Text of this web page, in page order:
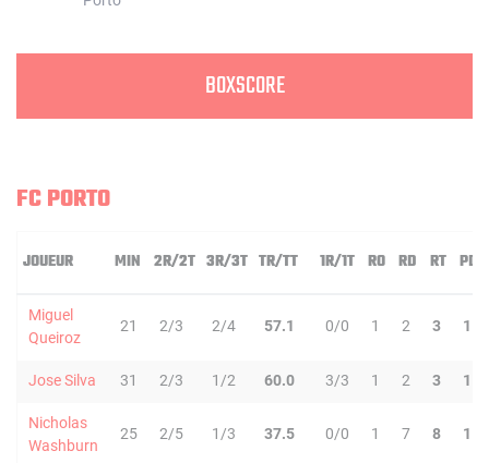
BOXSCORE
FC PORTO
JOUEUR MIN 2R/2T 3R/3T TR/TT 1R/1T RO RD RT PD
Miguel
Queiroz
21 2/3 2/4 57.1 0/0 1 2 3 1
Jose Silva 31 2/3 1/2 60.0 3/3 1 2 3 1
Nicholas
Washburn
25 2/5 1/3 37.5 0/0 1 7 8 1